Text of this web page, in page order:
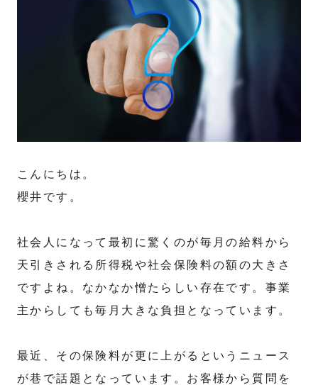
こんにちは。
櫻井です。
社会人になって最初に驚くのが毎月の給料から
天引きされる所得税や社会保険料の額の大きさ
ですよね。なかなか憎たらしい存在です。事業
主からしても毎月大きな負担となっています。
最近、その保険料が更に上がるというニュース
が巷で話題となっています。お客様から質問を